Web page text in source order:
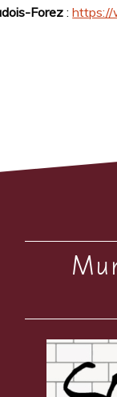
Forez :https://